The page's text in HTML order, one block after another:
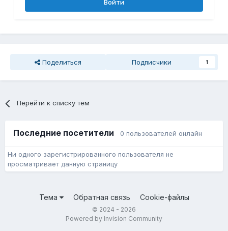
Войти
Поделиться Подписчики 1
Перейти к списку тем
Последние посетители 0 пользователей онлайн
Ни одного зарегистрированного пользователя не
просматривает данную страницу
Тема Обратная связь Cookie-файлы
© 2024 - 2026
Powered by Invision Community